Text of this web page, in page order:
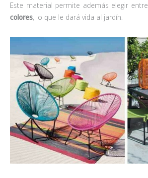
Este material permite además elegir entre
colores, lo que le dará vida al jardín.